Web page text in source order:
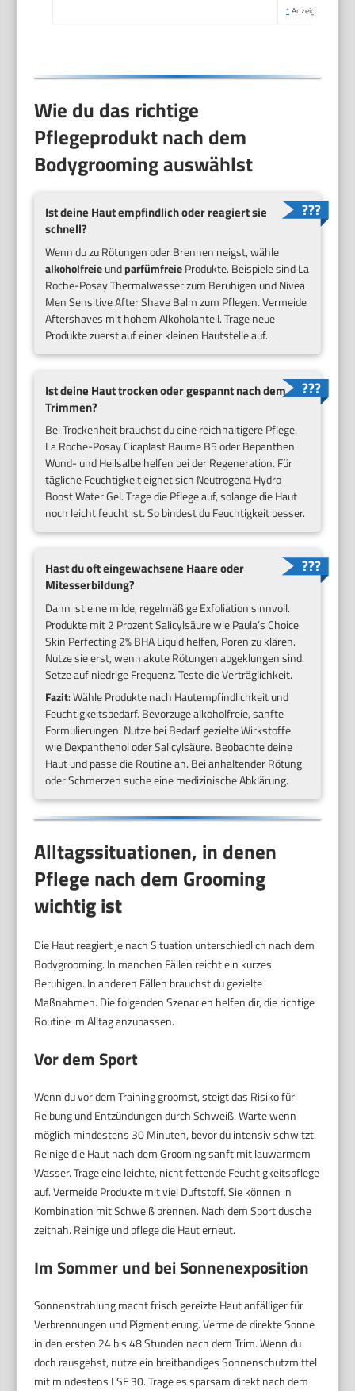
* Anzeige
Wie du das richtige
Pflegeprodukt nach dem
Bodygrooming auswählst
Ist deine Haut empfindlich oder reagiert sie
schnell?
Wenn du zu Rötungen oder Brennen neigst, wähle
alkoholfreieundparfümfreieProdukte. Beispiele sind La
Roche-Posay Thermalwasser zum Beruhigen und Nivea
Men Sensitive After Shave Balm zum Pflegen. Vermeide
Aftershaves mit hohem Alkoholanteil. Trage neue
Produkte zuerst auf einer kleinen Hautstelle auf.
Ist deine Haut trocken oder gespannt nach dem
Trimmen?
Bei Trockenheit brauchst du eine reichhaltigere Pflege.
La Roche-Posay Cicaplast Baume B5 oder Bepanthen
Wund- und Heilsalbe helfen bei der Regeneration. Für
tägliche Feuchtigkeit eignet sich Neutrogena Hydro
Boost Water Gel. Trage die Pflege auf, solange die Haut
noch leicht feucht ist. So bindest du Feuchtigkeit besser.
Hast du oft eingewachsene Haare oder
Mitesserbildung?
Dann ist eine milde, regelmäßige Exfoliation sinnvoll.
Produkte mit 2 Prozent Salicylsäure wie Paula’s Choice
Skin Perfecting 2% BHA Liquid helfen, Poren zu klären.
Nutze sie erst, wenn akute Rötungen abgeklungen sind.
Setze auf niedrige Frequenz. Teste die Verträglichkeit.
Fazit: Wähle Produkte nach Hautempfindlichkeit und
Feuchtigkeitsbedarf. Bevorzuge alkoholfreie, sanfte
Formulierungen. Nutze bei Bedarf gezielte Wirkstoffe
wie Dexpanthenol oder Salicylsäure. Beobachte deine
Haut und passe die Routine an. Bei anhaltender Rötung
oder Schmerzen suche eine medizinische Abklärung.
Alltagssituationen, in denen
Pflege nach dem Grooming
wichtig ist
Die Haut reagiert je nach Situation unterschiedlich nach dem
Bodygrooming. In manchen Fällen reicht ein kurzes
Beruhigen. In anderen Fällen brauchst du gezielte
Maßnahmen. Die folgenden Szenarien helfen dir, die richtige
Routine im Alltag anzupassen.
Vor dem Sport
Wenn du vor dem Training groomst, steigt das Risiko für
Reibung und Entzündungen durch Schweiß. Warte wenn
möglich mindestens 30 Minuten, bevor du intensiv schwitzt.
Reinige die Haut nach dem Grooming sanft mit lauwarmem
Wasser. Trage eine leichte, nicht fettende Feuchtigkeitspflege
auf. Vermeide Produkte mit viel Duftstoff. Sie können in
Kombination mit Schweiß brennen. Nach dem Sport dusche
zeitnah. Reinige und pflege die Haut erneut.
Im Sommer und bei Sonnenexposition
Sonnenstrahlung macht frisch gereizte Haut anfälliger für
Verbrennungen und Pigmentierung. Vermeide direkte Sonne
in den ersten 24 bis 48 Stunden nach dem Trim. Wenn du
doch rausgehst, nutze ein breitbandiges Sonnenschutzmittel
mit mindestens LSF 30. Trage es sparsam direkt nach dem